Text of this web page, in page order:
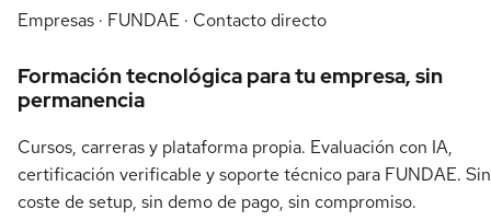
Empresas · FUNDAE · Contacto directo
Formación tecnológica para tu empresa, sin
permanencia
Cursos, carreras y plataforma propia. Evaluación con IA,
certificación verificable y soporte técnico para FUNDAE. Sin
coste de setup, sin demo de pago, sin compromiso.